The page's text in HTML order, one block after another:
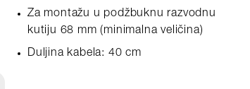
Za montažu u podžbuknu razvodnu
kutiju 68 mm (minimalna veličina)
Duljina kabela: 40 cm